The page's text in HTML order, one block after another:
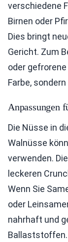
verschiedene
Birnen oder
Dies bringt
Gericht. Zum
oder
Farbe,
Anpassungen
Die Nüsse in
Walnüsse
verwenden.
leckeren
Wenn Sie
oder
nahrhaft und
Ballaststoffen.